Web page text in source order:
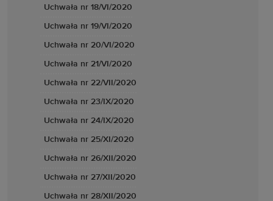
Uchwała nr 18/VI/2020
Uchwała nr 19/VI/2020
Uchwała nr 20/VI/2020
Uchwała nr 21/VI/2020
Uchwała nr 22/VII/2020
Uchwała nr 23/IX/2020
Uchwała nr 24/IX/2020
Uchwała nr 25/XI/2020
Uchwała nr 26/XII/2020
Uchwała nr 27/XII/2020
Uchwała nr 28/XII/2020